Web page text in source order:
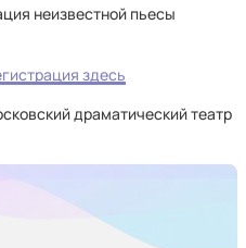
неизвестной пьесы
здесь
драматический театр